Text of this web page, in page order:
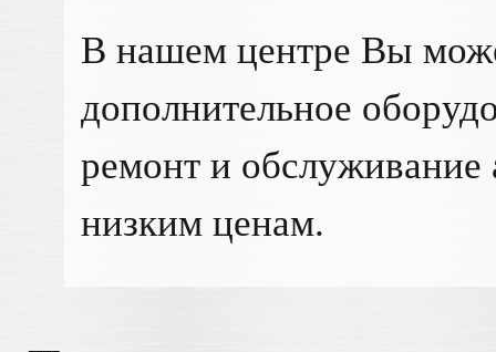
В нашем центре Вы
дополнительное
ремонт и обслуживание
низким ценам.